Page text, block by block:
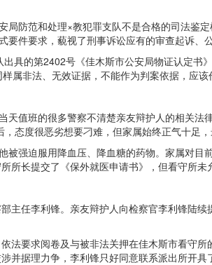
防范和处理×教犯罪支队不是合格的司法鉴
件要求，藐视了刑事诉讼应有的审查起诉、
具的第2402号《佳木斯市公安局物证认定书
非法、无效证据，不能作为判案依据，应该
值班的很多警察不清楚亲友辩护人的相关法
度很恶劣想要刁难，但家属始终正气十足，
强迫服用降血压、降血糖的药物。家属对目
长提交了《保外就医申请书》，但看守所未
任李利锋。亲友辩护人向检察官李利锋陆
要求阅卷及与被非法关押在佳木斯市看守
据理力争，李利锋只好同意联系派出所开